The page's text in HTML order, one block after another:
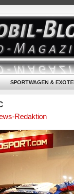
SPORTWAGEN &
Redaktion